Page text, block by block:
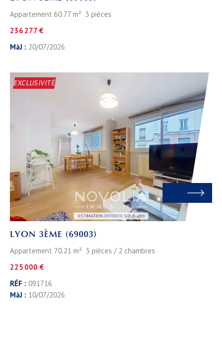
Appartement 60.77 m² 3 pièces
236 277 €
MàJ : 20/07/2026
EXCLUSIVITÉ
LYON 3ÈME (69003)
Appartement 70.21 m² 3 pièces / 2 chambres
225 000 €
RÉF : 091716
MàJ : 10/07/2026